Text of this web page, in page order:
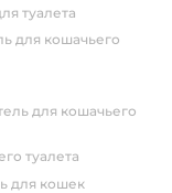
туалета
туалета
для кошек